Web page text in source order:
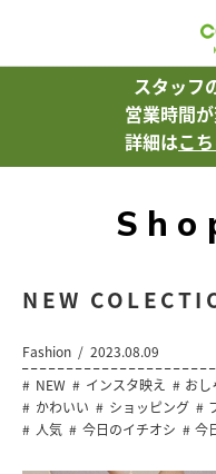
スタッフ
営業時間
詳細はこ
NEW
Fashion
2023.08.09
NEW
インスタ映え おし
かわいい
ショッピング
人気
今日のイチオシ 今